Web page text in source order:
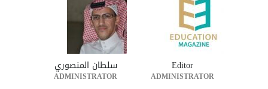
Editor
ADMINISTRATOR
سلطان المنصوري
ADMINISTRATOR